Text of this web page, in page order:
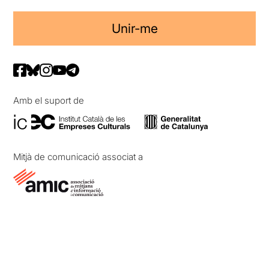
Unir-me
Amb el suport de
Mitjà de comunicació associat a